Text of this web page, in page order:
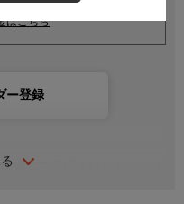
はこちら
ー登録
場にて収録されたトークイ